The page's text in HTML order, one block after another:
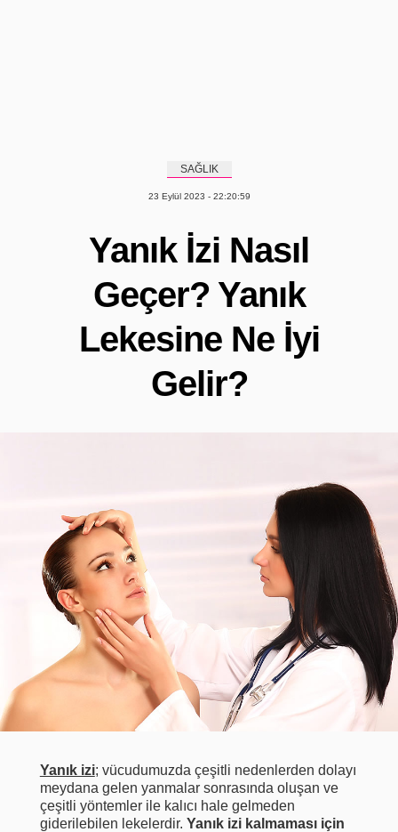
SAĞLIK
23 Eylül 2023 - 22:20:59
Yanık İzi Nasıl
Geçer? Yanık
Lekesine Ne İyi
Gelir?
Yanık izi; vücudumuzda çeşitli nedenlerden dolayı
meydana gelen yanmalar sonrasında oluşan ve
çeşitli yöntemler ile kalıcı hale gelmeden
giderilebilen lekelerdir. Yanık izi kalmaması için